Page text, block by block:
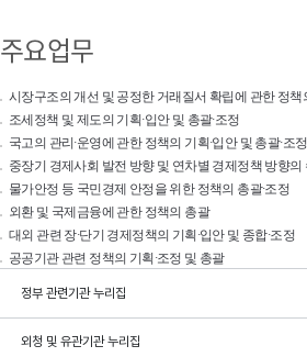
주요업무
시장구조의 개선 및 공정한 거래질서 확립에 관한 정책
조세정책 및 제도의 기획·입안 및 총괄·조정
국고의 관리·운영에 관한 정책의 기획·입안 및 총괄·조정
중장기 경제사회 발전 방향 및 연차별 경제정책 방향의
물가안정 등 국민경제 안정을 위한 정책의 총괄·조정
외환 및 국제금융에 관한 정책의 총괄
대외 관련 장·단기 경제정책의 기획·입안 및 종합·조정
공공기관 관련 정책의 기획·조정 및 총괄
정부 관련기관 누리집
외청 및 유관기관 누리집